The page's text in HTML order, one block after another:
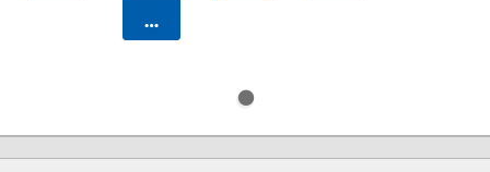
카트에 담기